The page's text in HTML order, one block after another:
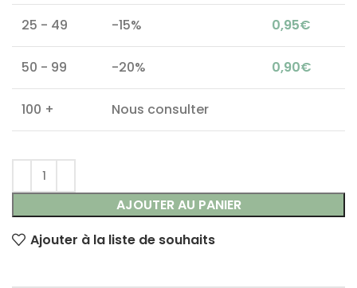
25 - 49 -15% 0,95€
50 - 99 -20% 0,90€
100 + Nous consulter
AJOUTER AU PANIER
Ajouter à la liste de souhaits